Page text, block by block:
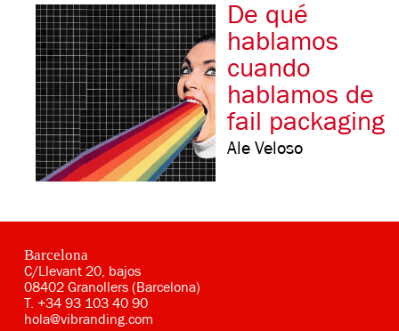
De qué
hablamos
cuando
hablamos de
fail packaging
Ale Veloso
Barcelona
C/Llevant 20, bajos
08402 Granollers (Barcelona)
T. +34 93 103 40 90
hola@vibranding.com